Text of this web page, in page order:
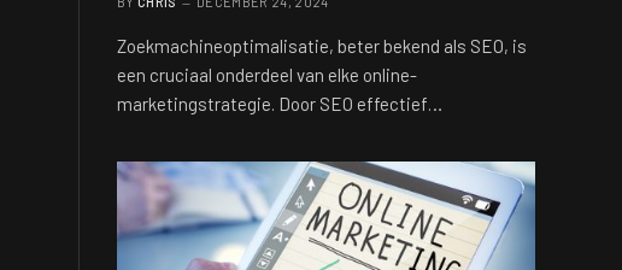
Zoekmachineoptimalisatie, beter bekend als SEO, is
een cruciaal onderdeel van elke online-
marketingstrategie. Door SEO effectief…